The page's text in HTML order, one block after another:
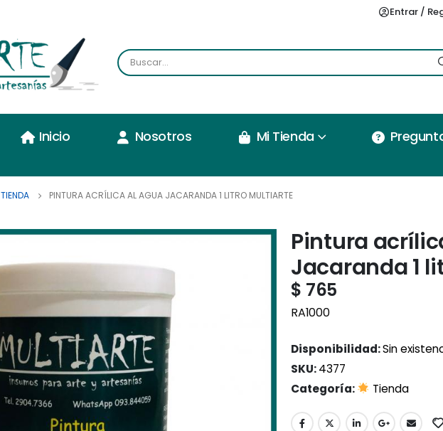
Entrar /
Inicio Nosotros Mi Tienda
TIENDA PINTURA ACRÍLICA AL AGUA JACARANDA 1 LITRO MULTIARTE
Pintura
Jacaranda 1
$ 765
RA1000
Disponibilidad:Sin
SKU:4377
Categoría:
Tienda